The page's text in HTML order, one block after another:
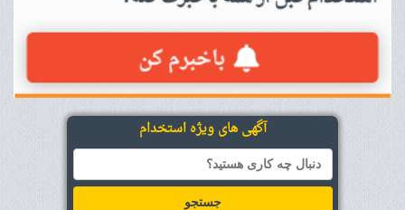
آگهی های ویژه استخدام
جستجو